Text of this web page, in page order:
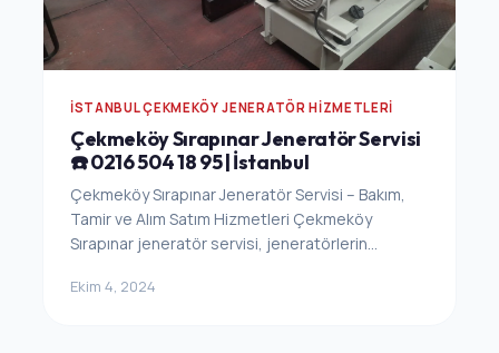
İSTANBUL ÇEKMEKÖY JENERATÖR HIZMETLERI
Çekmeköy Sırapınar Jeneratör Servisi
☎️ 0216 504 18 95 | İstanbul
Çekmeköy Sırapınar Jeneratör Servisi – Bakım,
Tamir ve Alım Satım Hizmetleri Çekmeköy
Sırapınar jeneratör servisi, jeneratörlerin...
Ekim 4, 2024